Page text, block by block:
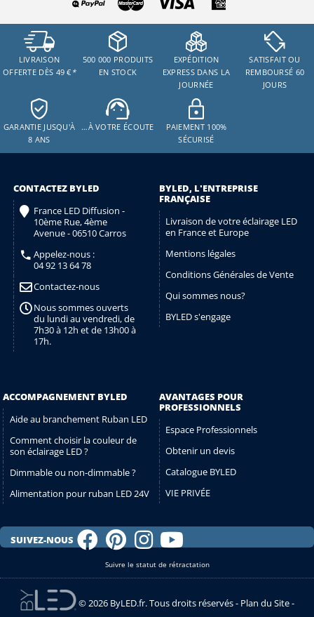
LIVRAISON
OFFERTE DÈS 49 € *
500 000 PRODUITS
EN STOCK
EXPÉDITION
EXPRESS DANS LA
JOURNÉE
SATISFAIT OU
REMBOURSÉ 60
JOURS
GARANTIE JUSQU'À
8 ANS
…À VOTRE ÉCOUTE
PAIEMENT 100%
SÉCURISÉ
CONTACTEZ BYLED
France LED Diffusion -
10ème Rue, 4ème
Avenue - 06510 Carros
Appelez-nous :
04 92 13 64 78
Contactez-nous
Nous sommes ouverts
du lundi au vendredi, de
7h30 à 12h et de 13h00 à
17h.
BYLED, L'ENTREPRISE
FRANÇAISE
Livraison de votre éclairage LED
en France et Europe
Mentions légales
Conditions Générales de Vente
Qui sommes nous?
BYLED s'engage
ACCOMPAGNEMENT BYLED
Aide au branchement Ruban LED
Comment choisir la couleur de
son éclairage LED ?
Dimmable ou non-dimmable ?
Alimentation pour ruban LED 24V
AVANTAGES POUR
PROFESSIONNELS
Espace Professionnels
Obtenir un devis
Catalogue BYLED
VIE PRIVÉE
SUIVEZ-NOUS
Suivre le statut de rétractation
© 2026 ByLED.fr. Tous droits réservés - Plan du Site-